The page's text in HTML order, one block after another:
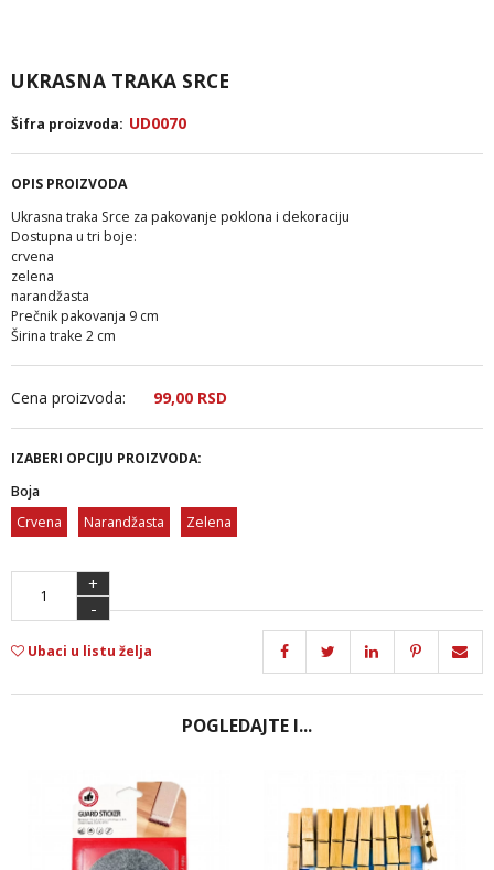
UKRASNA TRAKA SRCE
Šifra proizvoda: UD0070
OPIS PROIZVODA
Ukrasna traka Srce za pakovanje poklona i dekoraciju
Dostupna u tri boje:
crvena
zelena
narandžasta
Prečnik pakovanja 9 cm
Širina trake 2 cm
Cena proizvoda: 99,00 RSD
IZABERI OPCIJU PROIZVODA:
Boja
Crvena
Narandžasta Zelena
+
-
Ubaci u listu želja
POGLEDAJTE I...